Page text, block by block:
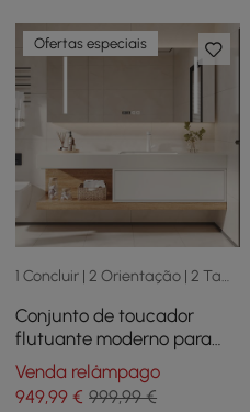
Ofertas especiais
1 Concluir | 2 Orientação | 2 Tamanho
Conjunto de toucador
flutuante moderno para
banheiro, em branco e
natural, com pia
Venda relâmpago
949,99 € 999,99 €